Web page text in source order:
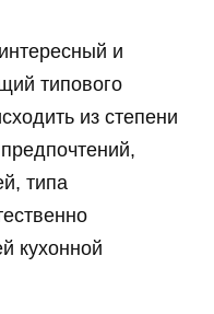
и
типового
из степени
типа
кухонной